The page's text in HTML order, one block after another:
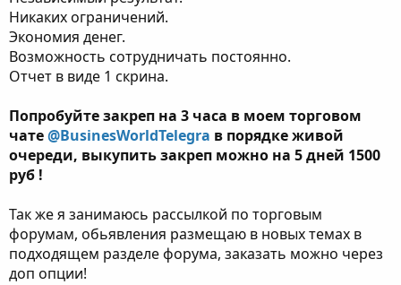
Никаких ограничений.
Экономия денег.
Возможность сотрудничать постоянно.
Отчет в виде 1 скрина.
Попробуйте закреп на 3 часа в моем торговом
чате@BusinesWorldTelegra в порядке живой
очереди, выкупить закреп можно на 5 дней 1500
руб !
Так же я занимаюсь рассылкой по торговым
форумам, обьявления размещаю в новых темах в
подходящем разделе форума, заказать можно через
доп опции!